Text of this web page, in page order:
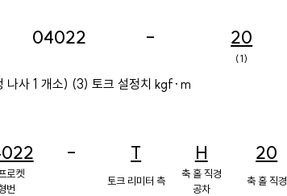
04022 - 20
(1)
나사 1 개소) (3) 토크 설정치 kgf·m
- T H 20
로켓
번
토크 리미터 측
축 홀 직경
공차
축 홀 직경